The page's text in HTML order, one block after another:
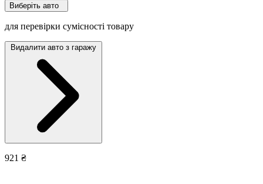
Виберіть авто
для перевірки сумісності товару
Видалити авто з гаражу
921 ₴